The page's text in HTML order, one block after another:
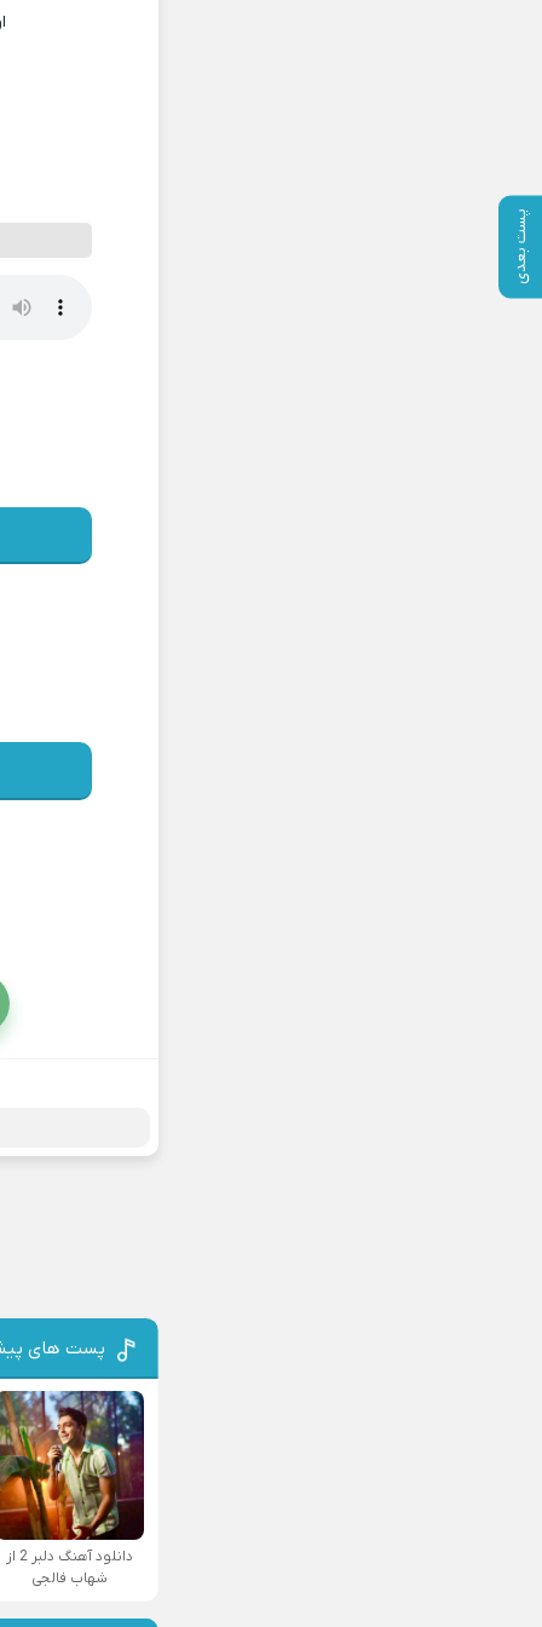
پست بعدی
پست های
دانلود آهنگ دلبر 2 از
شهاب فالجی